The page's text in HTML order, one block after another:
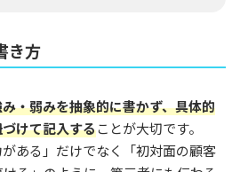
き方
・弱みを抽象的に書かず、具体的
けて記入することが大切です。
がある」だけでなく「初対面の顧客